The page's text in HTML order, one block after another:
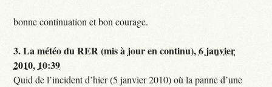
bonne continuation et bon courage.
3.La météo du RER (mis à jour en continu),6 janvier
2010, 10:39
Quid de l’incident d’hier (5 janvier 2010) où la panne d’une